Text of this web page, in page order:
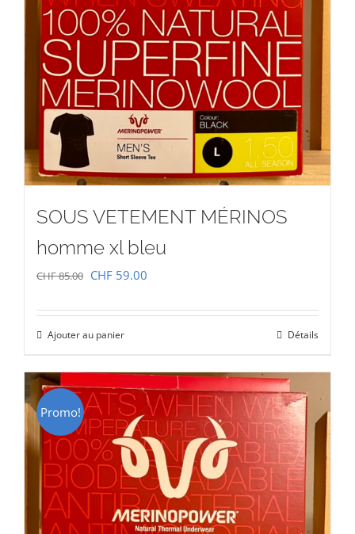
SOUS VETEMENT MÉRINOS
homme xl bleu
CHF85.00 Le
initial
était :
CHF 85.00.
CHF 59.00
actuel
CHF 59.00.
Ajouter au panier Détails
Promo!